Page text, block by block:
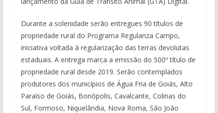
Durante a solenidade serão entregues 90 títulos de
propriedade rural do Programa Regulariza Campo,
iniciativa voltada à regularização das terras devolutas
estaduais. A entrega marca a emissão do 500º título de
propriedade rural desde 2019. Serão contemplados
produtores dos municípios de Água Fria de Goiás, Alto
Paraíso de Goiás, Bonópolis, Cavalcante, Colinas do
Sul, Formoso, Niquelândia, Nova Roma, São João